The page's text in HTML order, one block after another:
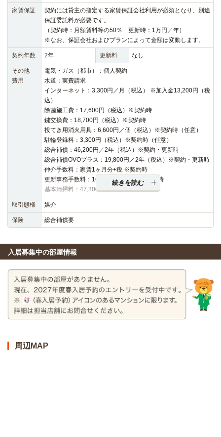
家賃保証
契約には貸主の指定する家賃保証会社利用が必須となり、別途
保証委託料が必要です。
（契約時：月額賃料等の50％ 更新時：1万円／年）
※なお、保証会社およびプランによって金額は変動します。
契約年数 2年 更新料 なし
その他
費用
電気・ガス（都市）：個人契約
水道：実費請求
インターネット：3,300円／月（税込） ※加入金13,200円（税
込）
除菌施工費：17,600円（税込）※契約時
鍵交換費：18,700円（税込）※契約時
投てき用消火用具：6,600円／個（税込）※契約時（任意）
駐輪登録料：3,300円（税込）※契約時（任意）
総合補償：46,200円／2年（税込）※契約・更新時
総合補償OVOプラス：19,800円／2年（税込）※契約・更新時
仲介手数料：家賃1ヶ月分+税 ※契約時
更新事務手数料：16,500円（税込）※更新時
基本清掃料：47,300円（税込）※契約時
続きを読む
取引態様 媒介
保険 総合補償要
入居募集中の部屋情報
周辺MAP